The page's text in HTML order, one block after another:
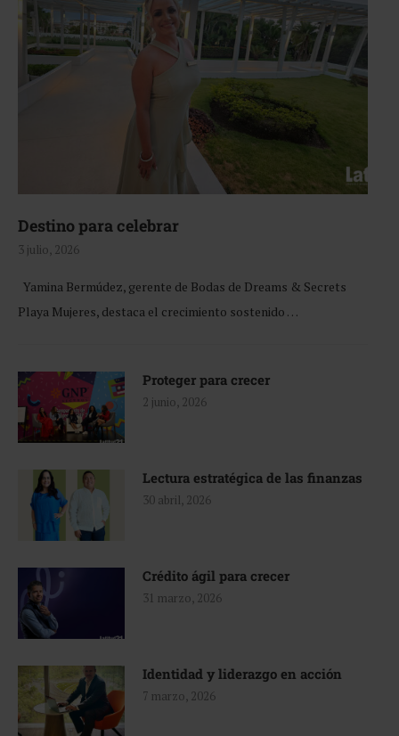
Destino para celebrar
3 julio, 2026
Yamina Bermúdez, gerente de Bodas de Dreams & Secrets
Playa Mujeres, destaca el crecimiento sostenido …
Proteger para crecer
2 junio, 2026
Lectura estratégica de las finanzas
30 abril, 2026
Crédito ágil para crecer
31 marzo, 2026
Identidad y liderazgo en acción
7 marzo, 2026